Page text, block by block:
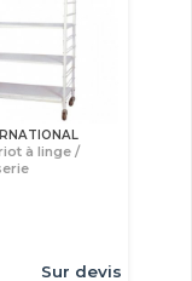
à linge /
Sur devis